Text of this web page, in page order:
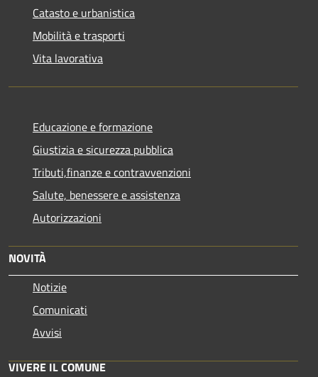
Catasto e urbanistica
Mobilità e trasporti
Vita lavorativa
Educazione e formazione
Giustizia e sicurezza pubblica
Tributi,finanze e contravvenzioni
Salute, benessere e assistenza
Autorizzazioni
NOVITÀ
Notizie
Comunicati
Avvisi
VIVERE IL COMUNE